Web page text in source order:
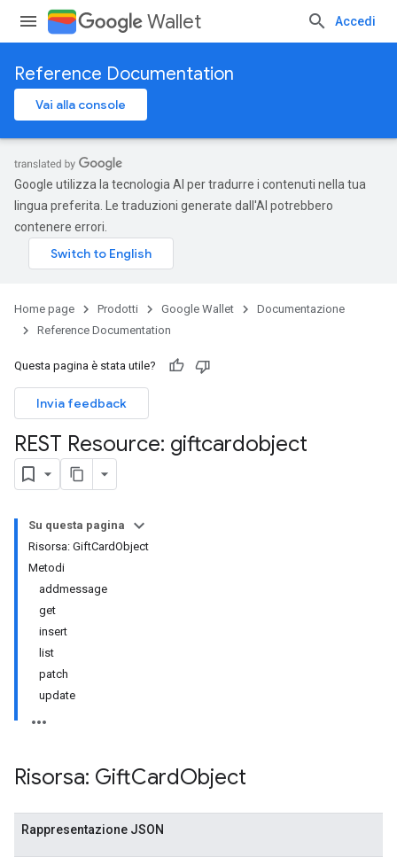
Wallet Accedi
Reference Documentation
Vai alla console
Google utilizza la tecnologia AI per tradurre i contenuti nella tua
lingua preferita. Le traduzioni generate dall'AI potrebbero
contenere errori.
Home page Prodotti Google Wallet
Documentazione
Reference Documentation
Questa pagina è stata utile?
Invia feedback
REST Resource: giftcardobject
Su questa pagina
Risorsa: GiftCardObject
Metodi
addmessage
get
insert
list
patch
update
Risorsa: GiftCardObject
Rappresentazione JSON